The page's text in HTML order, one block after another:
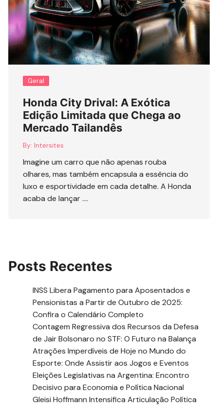
Geral
Honda City Drival: A Exótica
Edição Limitada que Chega ao
Mercado Tailandês
By: Intersites
Imagine um carro que não apenas rouba
olhares, mas também encapsula a essência do
luxo e esportividade em cada detalhe. A Honda
acaba de lançar ….
Posts Recentes
INSS Libera Pagamento para Aposentados e
Pensionistas a Partir de Outubro de 2025:
Confira o Calendário Completo
Contagem Regressiva dos Recursos da Defesa
de Jair Bolsonaro no STF: O Futuro na Balança
Atrações Imperdíveis de Hoje no Mundo do
Esporte: Onde Assistir aos Jogos e Eventos
Eleições Legislativas na Argentina: Encontro
Decisivo para Economia e Política Nacional
Gleisi Hoffmann Intensifica Articulação Política